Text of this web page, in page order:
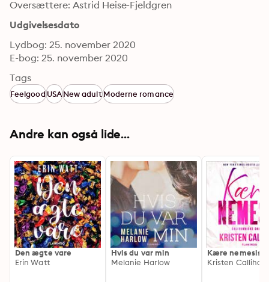
Oversættere: Astrid Heise-Fjeldgren
Udgivelsesdato
Lydbog: 25. november 2020
E-bog: 25. november 2020
Tags
Feelgood USANew adultModerne romance
Andre kan også lide...
Den ægte vare
Erin Watt
Hvis du var min
Melanie Harlow
Kære nemesis
Kristen Callihan